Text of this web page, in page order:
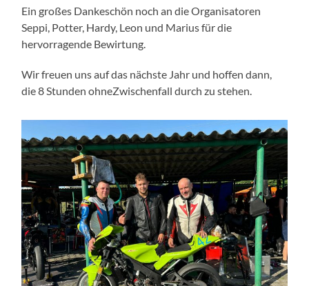
Ein großes Dankeschön noch an die Organisatoren
Seppi, Potter, Hardy, Leon und Marius für die
hervorragende Bewirtung.
Wir freuen uns auf das nächste Jahr und hoffen dann,
die 8 Stunden ohneZwischenfall durch zu stehen.